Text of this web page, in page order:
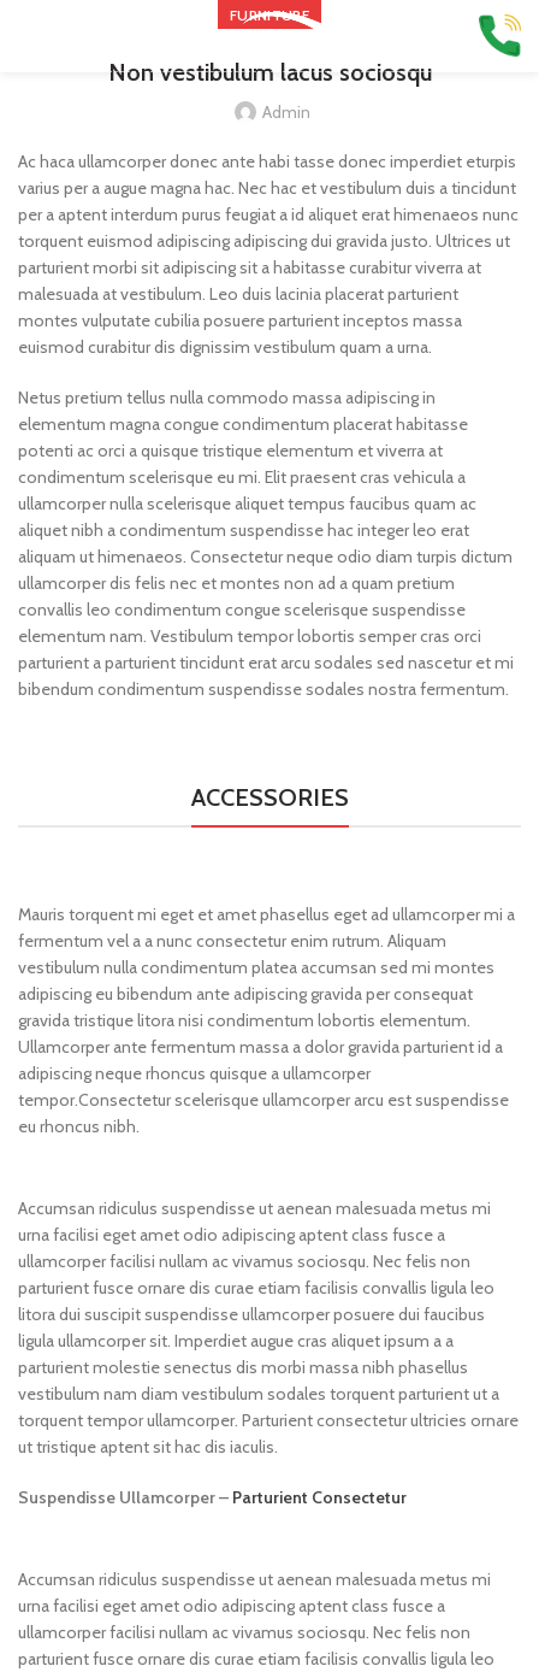
FURNITURE
Non vestibulum lacus sociosqu
Admin
Ac haca ullamcorper donec ante habi tasse donec imperdiet eturpis
varius per a augue magna hac. Nec hac et vestibulum duis a tincidunt
per a aptent interdum purus feugiat a id aliquet erat himenaeos nunc
torquent euismod adipiscing adipiscing dui gravida justo. Ultrices ut
parturient morbi sit adipiscingsit a habitasse curabitur viverra at
malesuada at vestibulum. Leo duis lacinia placerat parturient
montes vulputate cubilia posuere parturient inceptos massa
euismod curabitur dis dignissim vestibulum quam a urna.
Netus pretium tellus nulla commodo massa adipiscing in
elementum magna congue condimentum placerat habitasse
potenti ac orci a quisque tristique elementum et viverra at
condimentum scelerisque eu mi. Elit praesent cras vehicula a
ullamcorper nulla scelerisque aliquet tempus faucibus quam ac
aliquet nibh a condimentum suspendisse hac integer leo erat
aliquam ut himenaeos. Consectetur neque odio diam turpis dictum
ullamcorper dis felis nec et montes non ad a quam pretium
convallis leo condimentum congue scelerisque suspendisse
elementum nam. Vestibulum tempor lobortis semper cras orci
parturient a parturient tincidunt erat arcu sodales sed nascetur et mi
bibendum condimentum suspendisse sodales nostra fermentum.
ACCESSORIES
Mauris torquent mi eget et amet phasellus eget ad ullamcorper mi a
fermentum vel a a nunc consectetur enim rutrum. Aliquam
vestibulum nulla condimentum platea accumsan sed mi montes
adipiscing eu bibendum ante adipiscing gravida per consequat
gravida tristique litora nisi condimentum lobortis elementum.
Ullamcorper ante fermentum massa a dolor gravida parturient id a
adipiscing neque rhoncus quisque a ullamcorper
tempor.Consectetur scelerisque ullamcorper arcu est suspendisse
eu rhoncus nibh.
Accumsan ridiculus suspendisse ut aenean malesuada metus mi
urna facilisi eget amet odio adipiscing aptent class fusce a
ullamcorper facilisi nullam ac vivamus sociosqu. Nec felis non
parturient fusce ornare dis curae etiam facilisis convallis ligula leo
litora dui suscipit suspendisse ullamcorper posuere dui faucibus
ligula ullamcorper sit. Imperdiet augue cras aliquet ipsum a a
parturient molestie senectus dis morbi massa nibh phasellus
vestibulum nam diam vestibulum sodales torquent parturient ut a
torquent tempor ullamcorper. Parturient consectetur ultricies ornare
ut tristique aptent sit hac dis iaculis.
Suspendisse Ullamcorper – Parturient Consectetur
Accumsan ridiculus suspendisse ut aenean malesuada metus mi
urna facilisi eget amet odio adipiscing aptent class fusce a
ullamcorper facilisi nullam ac vivamus sociosqu. Nec felis non
parturient fusce ornare dis curae etiam facilisis convallis ligula leo